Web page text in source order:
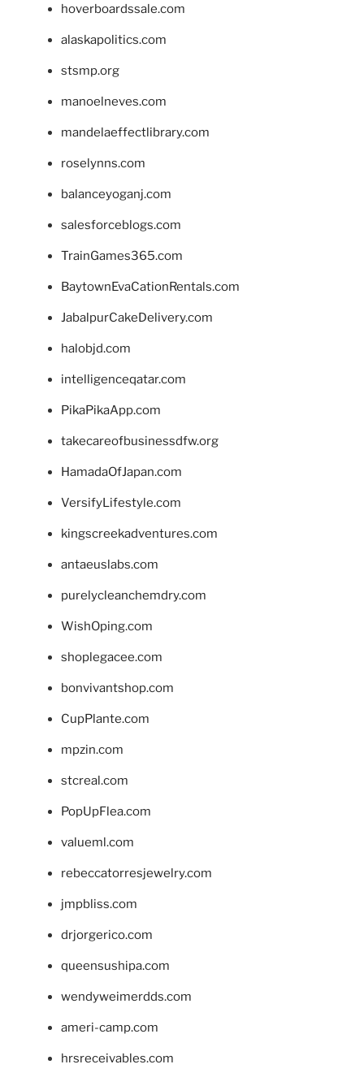
hoverboardssale.com
alaskapolitics.com
stsmp.org
manoelneves.com
mandelaeffectlibrary.com
roselynns.com
balanceyoganj.com
salesforceblogs.com
TrainGames365.com
BaytownEvaCationRentals.com
JabalpurCakeDelivery.com
halobjd.com
intelligenceqatar.com
PikaPikaApp.com
takecareofbusinessdfw.org
HamadaOfJapan.com
VersifyLifestyle.com
kingscreekadventures.com
antaeuslabs.com
purelycleanchemdry.com
WishOping.com
shoplegacee.com
bonvivantshop.com
CupPlante.com
mpzin.com
stcreal.com
PopUpFlea.com
valueml.com
rebeccatorresjewelry.com
jmpbliss.com
drjorgerico.com
queensushipa.com
wendyweimerdds.com
ameri-camp.com
hrsreceivables.com